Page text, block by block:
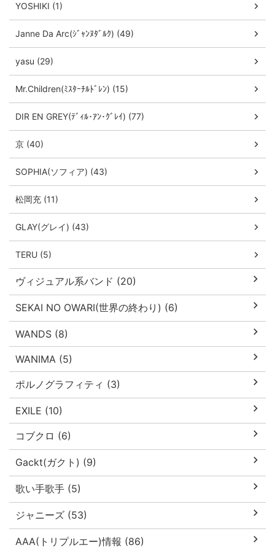
YOSHIKI (1)
Janne Da Arc(ｼﾞｬﾝﾇﾀﾞﾙｸ) (49)
yasu (29)
Mr.Children(ﾐｽﾀｰﾁﾙﾄﾞﾚﾝ) (15)
DIR EN GREY(ﾃﾞｨﾙ･ｱﾝ･ｸﾞﾚｲ) (77)
京 (40)
SOPHIA(ソフィア) (43)
松岡充 (11)
GLAY(グレイ) (43)
TERU (5)
ヴィジュアル系バンド (20)
SEKAI NO OWARI(世界の終わり) (6)
WANDS (8)
WANIMA (5)
ポルノグラフィティ (3)
EXILE (10)
コブクロ (6)
Gackt(ガクト) (9)
歌い手歌手 (5)
ジャニーズ (53)
AAA(トリプルエー)情報 (86)